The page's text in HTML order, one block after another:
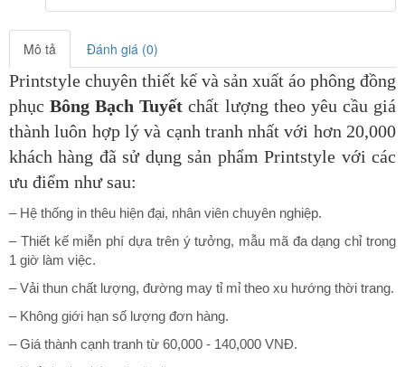
Mô tả Đánh giá (0)
Printstyle chuyên thiết kế và sản xuất áo phông đồng
phụcBông Bạch Tuyết chất lượng theo yêu cầu giá
thành luôn hợp lý và cạnh tranh nhất với hơn 20,000
khách hàng đã sử dụng sản phẩm Printstyle với các
ưu điểm như sau:
– Hệ thống in thêu hiện đại, nhân viên chuyên nghiệp.
– Thiết kế miễn phí dựa trên ý tưởng, mẫu mã đa dạng chỉ trong
1 giờ làm việc.
– Vải thun chất lượng, đường may tỉ mỉ theo xu hướng thời trang.
– Không giới hạn số lượng đơn hàng.
– Giá thành cạnh tranh từ 60,000 - 140,000 VNĐ.